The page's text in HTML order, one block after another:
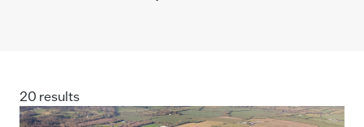
20 results